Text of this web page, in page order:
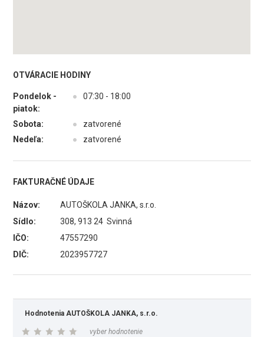
OTVÁRACIE HODINY
Pondelok -
piatok:
● 07:30 - 18:00
Sobota: ●
zatvorené
Nedeľa:
● zatvorené
FAKTURAČNÉ ÚDAJE
Názov:
AUTOŠKOLA JANKA, s.r.o.
Sídlo:
308, 913 24 Svinná
IČO:
47557290
DIČ:
2023957727
Hodnotenia AUTOŠKOLA JANKA, s.r.o.
vyber hodnotenie